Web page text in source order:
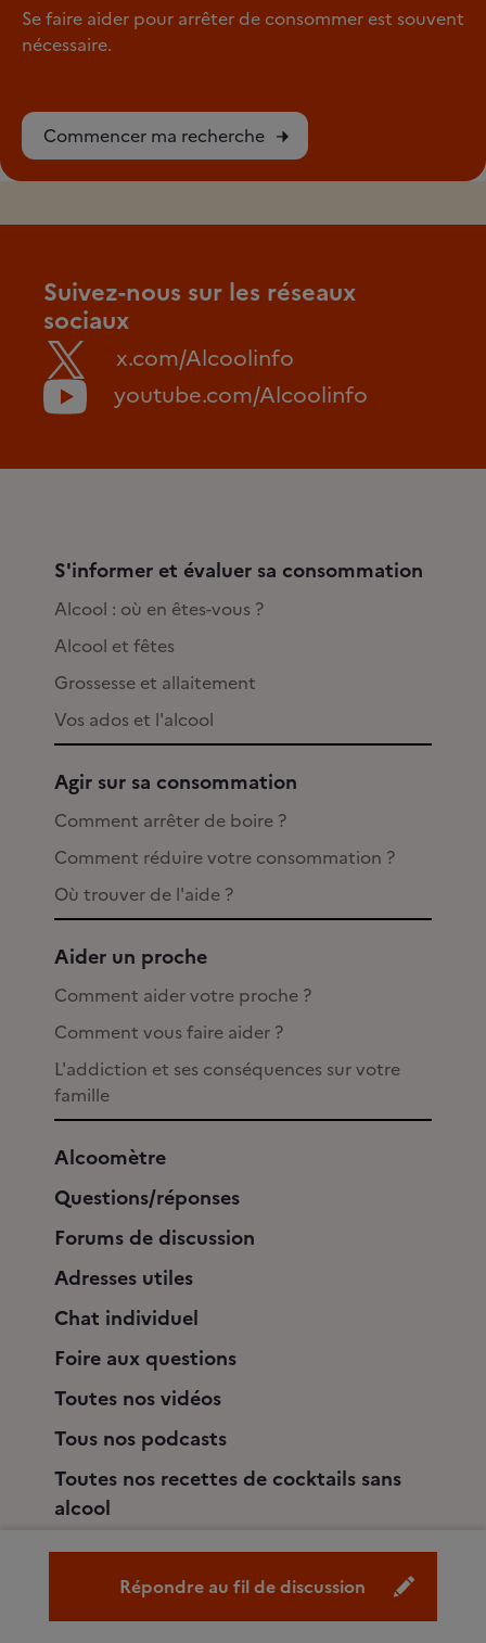
Répondre au fil de discussion
Se faire aider pour arrêter de consommer est souvent
nécessaire.
Commencer ma recherche
Suivez-nous sur les réseaux
sociaux
x.com/Alcoolinfo
youtube.com/Alcoolinfo
S'informer et évaluer sa consommation
Alcool : où en êtes-vous ?
Alcool et fêtes
Grossesse et allaitement
Vos ados et l'alcool
Agir sur sa consommation
Comment arrêter de boire ?
Comment réduire votre consommation ?
Où trouver de l'aide ?
Aider un proche
Comment aider votre proche ?
Comment vous faire aider ?
L'addiction et ses conséquences sur votre
famille
Alcoomètre
Questions/réponses
Forums de discussion
Adresses utiles
Chat individuel
Foire aux questions
Toutes nos vidéos
Tous nos podcasts
Toutes nos recettes de cocktails sans
alcool
Qui sommes nous ?